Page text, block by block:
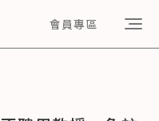
會員專區